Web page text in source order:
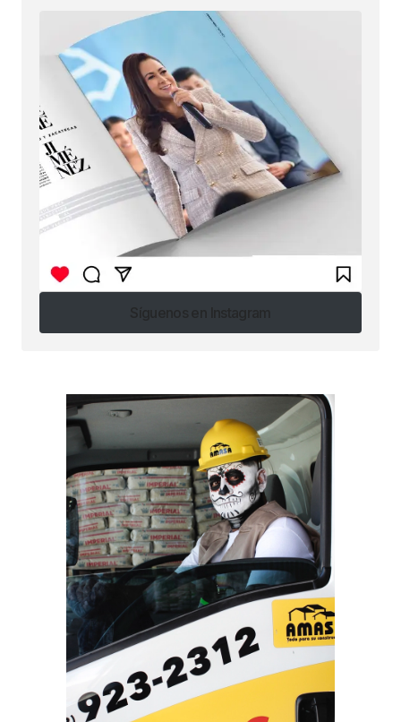
Síguenos en Instagram